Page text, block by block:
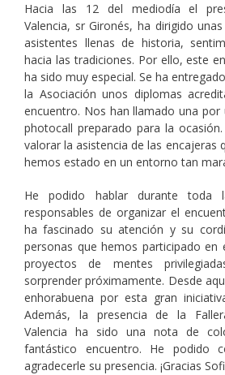
Hacia las 12 del mediodía el
Valencia, sr Gironés, ha dirigido
asistentes llenas de historia,
hacia las tradiciones. Por ello, este
ha sido muy especial. Se ha
la Asociación unos diplomas
encuentro. Nos han llamado una por
photocall preparado para la
valorar la asistencia de las encajeras
hemos estado en un entorno tan
He podido hablar durante toda
responsables de organizar el
ha fascinado su atención y su
personas que hemos participado en
proyectos de mentes
sorprender próximamente. Desde
enhorabuena por esta gran
Además, la presencia de la
Valencia ha sido una nota de
fantástico encuentro. He podido
agradecerle su presencia. ¡Gracias